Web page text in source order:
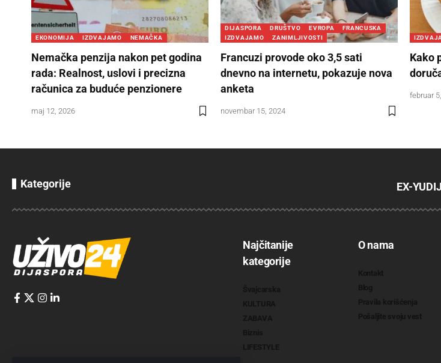
EKONOMIJA IZDVAJAMO NEMAČKA
Nemačka penzija nakon pet godina
rada: Realnost, uslovi i precizna
računica za buduće penzionere
maj 12, 2026
DIJASPORA DRUŠTVO EVROPA
FRANCUSKA
IZDVAJAMO
ZANIMLJIVOSTI
Francuzi provode oko 3,5 sati
dnevno na internetu, pokazuje nova
anketa
novembar 15, 2024
Kako
februar
Kategorije EX-YU
Najčitanije
kategorije
O nama